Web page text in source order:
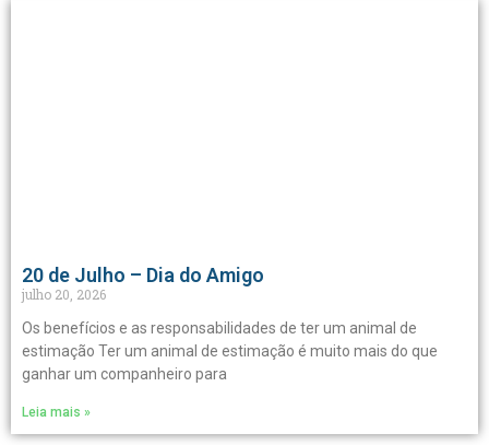
20 de Julho – Dia do Amigo
julho 20, 2026
Os benefícios e as responsabilidades de ter um animal de
estimação Ter um animal de estimação é muito mais do que
ganhar um companheiro para
Leia mais »